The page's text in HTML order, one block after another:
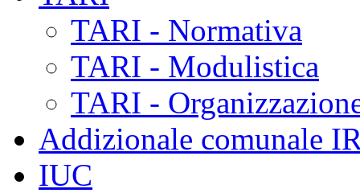
TARI - Normativa
TARI - Modulistica
TARI -
Addizionale comunale
IUC